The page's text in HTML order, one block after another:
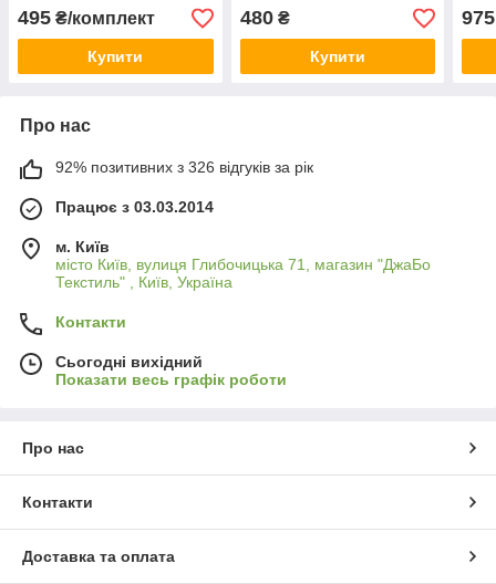
495 ₴/комплект
Купити
480₴
Купити
975
Про нас
92% позитивних з 326 відгуків за рік
Працює з 03.03.2014
м. Київ
місто Київ, вулиця Глибочицька 71, магазин "ДжаБо
Текстиль" , Київ, Україна
Контакти
Сьогодні вихідний
Показати весь графік роботи
Про нас
Контакти
Доставка та оплата